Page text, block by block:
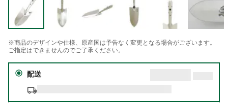
※商品のデザインや仕様、原産国は予告なく変更となる場合がございます。
ご指定はできませんのでご了承ください。
配送